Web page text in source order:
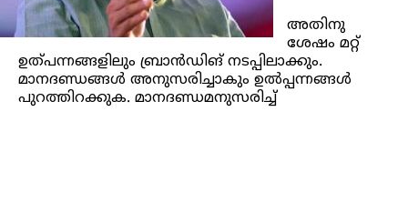
അതിനു
ശേഷം മറ്റ്
ഉത്പന്നങ്ങളിലും ബ്രാൻഡിങ് നടപ്പിലാക്കും.
മാനദണ്ഡങ്ങൾ അനുസരിച്ചാകും ഉൽപ്പന്നങ്ങൾ
പുറത്തിറക്കുക. മാനദണ്ഡമനുസരിച്ച്